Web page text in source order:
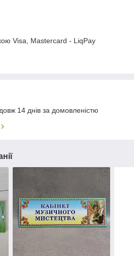
Visa, Mastercard - LiqPay
14 днів за домовленістю